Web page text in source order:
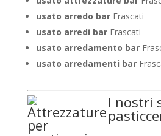
usato arredo barFrascati
usato arredi barFrascati
usato arredamento bar
usato arredamenti bar
I nostri